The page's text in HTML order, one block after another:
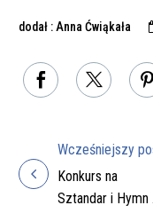
dodał : Anna Ćwiąkała
Nawigacja
wpisu
Wcześniejszy
Konkurs na
Sztandar i Hymn